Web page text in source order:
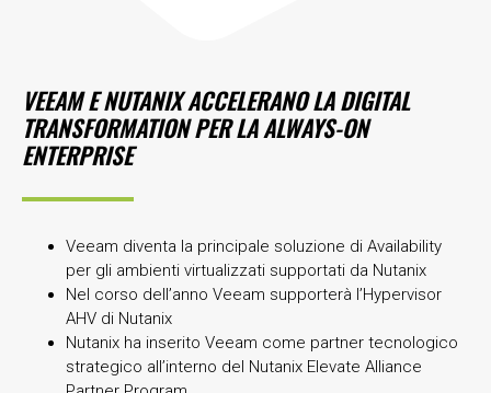
VEEAM E NUTANIX ACCELERANO LA DIGITAL
TRANSFORMATION PER LA ALWAYS-ON
ENTERPRISE
Veeam diventa la principale soluzione di Availability
per gli ambienti virtualizzati supportati da Nutanix
Nel corso dell’anno Veeam supporterà l’Hypervisor
AHV di Nutanix
Nutanix ha inserito Veeam come partner tecnologico
strategico all’interno del Nutanix Elevate Alliance